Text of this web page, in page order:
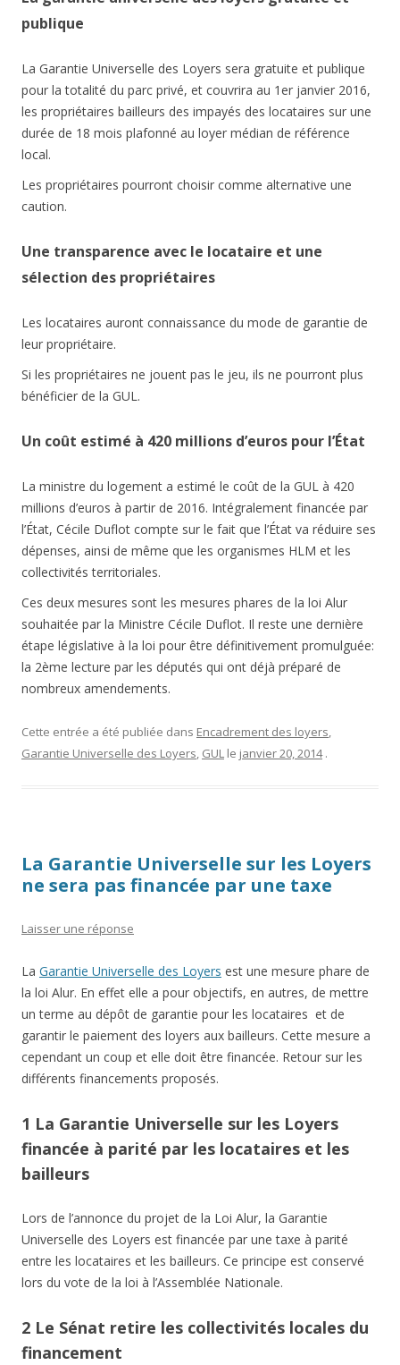
publique
La Garantie Universelle des Loyers sera gratuite et publique
pour la totalité du parc privé, et couvrira au 1er janvier 2016,
les propriétaires bailleurs des impayés des locataires sur une
durée de 18 mois plafonné au loyer médian de référence
local.
Les propriétaires pourront choisir comme alternative une
caution.
Une transparence avec le locataire et une
sélection des propriétaires
Les locataires auront connaissance du mode de garantie de
leur propriétaire.
Si les propriétaires ne jouent pas le jeu, ils ne pourront plus
bénéficier de la GUL.
Un coût estimé à 420 millions d’euros pour l’État
La ministre du logement a estimé le coût de la GUL à 420
millions d’euros à partir de 2016. Intégralement financée par
l’État, Cécile Duflot compte sur le fait que l’État va réduire ses
dépenses, ainsi de même que les organismes HLM et les
collectivités territoriales.
Ces deux mesures sont les mesures phares de la loi Alur
souhaitée par la Ministre Cécile Duflot. Il reste une dernière
étape législative à la loi pour être définitivement promulguée:
la 2ème lecture par les députés qui ont déjà préparé de
nombreux amendements.
Cette entrée a été publiée dans Encadrement des loyers,
Garantie Universelle des Loyers, GUL le janvier 20, 2014 .
La Garantie Universelle sur les Loyers
ne sera pas financée par une taxe
Laisser une réponse
La Garantie Universelle des Loyers est une mesure phare de
la loi Alur. En effet elle a pour objectifs, en autres, de mettre
un terme au dépôt de garantie pour les locataires et de
garantir le paiement des loyers aux bailleurs. Cette mesure a
cependant un coup et elle doit être financée. Retour sur les
différents financements proposés.
1 La Garantie Universelle sur les Loyers
financée à parité par les locataires et les
bailleurs
Lors de l’annonce du projet de la Loi Alur, la Garantie
Universelle des Loyers est financée par une taxe à parité
entre les locataires et les bailleurs. Ce principe est conservé
lors du vote de la loi à l’Assemblée Nationale.
2 Le Sénat retire les collectivités locales du
financement